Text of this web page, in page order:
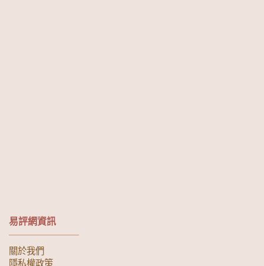
易評網資訊
關於我們
隱私權政策